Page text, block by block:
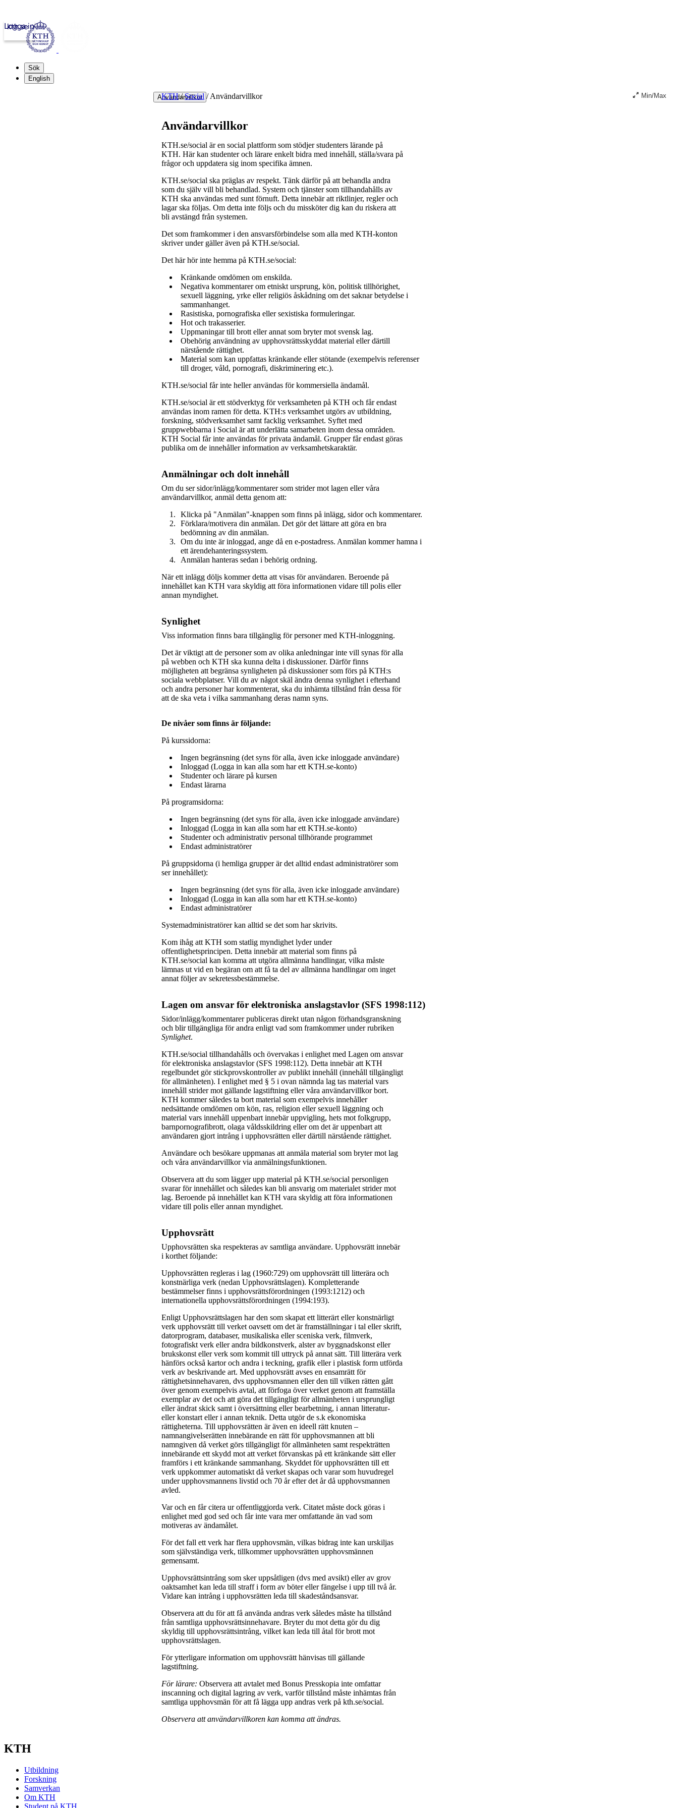
kth.se
Logga in
Sök
English
Användarvillkor
KTH / Social /Användarvillkor Min/Max
Användarvillkor
KTH.se/social är en social plattform som stödjer studenters lärande på
KTH. Här kan studenter och lärare enkelt bidra med innehåll, ställa/svara på
frågor och uppdatera sig inom specifika ämnen.
KTH.se/social ska präglas av respekt. Tänk därför på att behandla andra
som du själv vill bli behandlad. System och tjänster som tillhandahålls av
KTH ska användas med sunt förnuft. Detta innebär att riktlinjer, regler och
lagar ska följas. Om detta inte följs och du missköter dig kan du riskera att
bli avstängd från systemen.
Det som framkommer i den ansvarsförbindelse som alla med KTH-konton
skriver under gäller även på KTH.se/social.
Det här hör inte hemma på KTH.se/social:
Kränkande omdömen om enskilda.
Negativa kommentarer om etniskt ursprung, kön, politisk tillhörighet,
sexuell läggning, yrke eller religiös åskådning om det saknar betydelse i
sammanhanget.
Rasistiska, pornografiska eller sexistiska formuleringar.
Hot och trakasserier.
Uppmaningar till brott eller annat som bryter mot svensk lag.
Obehörig användning av upphovsrättsskyddat material eller därtill
närstående rättighet.
Material som kan uppfattas kränkande eller stötande (exempelvis referenser
till droger, våld, pornografi, diskriminering etc.).
KTH.se/social får inte heller användas för kommersiella ändamål.
KTH.se/social är ett stödverktyg för verksamheten på KTH och får endast
användas inom ramen för detta. KTH:s verksamhet utgörs av utbildning,
forskning, stödverksamhet samt facklig verksamhet. Syftet med
gruppwebbarna i Social är att underlätta samarbeten inom dessa områden.
KTH Social får inte användas för privata ändamål. Grupper får endast göras
publika om de innehåller information av verksamhetskaraktär.
Anmälningar och dolt innehåll
Om du ser sidor/inlägg/kommentarer som strider mot lagen eller våra
användarvillkor, anmäl detta genom att:
Klicka på "Anmälan"-knappen som finns på inlägg, sidor och kommentarer.
Förklara/motivera din anmälan. Det gör det lättare att göra en bra
bedömning av din anmälan.
Om du inte är inloggad, ange då en e-postadress. Anmälan kommer hamna i
ett ärendehanteringssystem.
Anmälan hanteras sedan i behörig ordning.
När ett inlägg döljs kommer detta att visas för användaren. Beroende på
innehållet kan KTH vara skyldig att föra informationen vidare till polis eller
annan myndighet.
Synlighet
Viss information finns bara tillgänglig för personer med KTH-inloggning.
Det är viktigt att de personer som av olika anledningar inte vill synas för alla
på webben och KTH ska kunna delta i diskussioner. Därför finns
möjligheten att begränsa synligheten på diskussioner som förs på KTH:s
sociala webbplatser. Vill du av något skäl ändra denna synlighet i efterhand
och andra personer har kommenterat, ska du inhämta tillstånd från dessa för
att de ska veta i vilka sammanhang deras namn syns.
De nivåer som finns är följande:
På kurssidorna:
Ingen begränsning (det syns för alla, även icke inloggade användare)
Inloggad (Logga in kan alla som har ett KTH.se-konto)
Studenter och lärare på kursen
Endast lärarna
På programsidorna:
Ingen begränsning (det syns för alla, även icke inloggade användare)
Inloggad (Logga in kan alla som har ett KTH.se-konto)
Studenter och administrativ personal tillhörande programmet
Endast administratörer
På gruppsidorna (i hemliga grupper är det alltid endast administratörer som
ser innehållet):
Ingen begränsning (det syns för alla, även icke inloggade användare)
Inloggad (Logga in kan alla som har ett KTH.se-konto)
Endast administratörer
Systemadministratörer kan alltid se det som har skrivits.
Kom ihåg att KTH som statlig myndighet lyder under
offentlighetsprincipen. Detta innebär att material som finns på
KTH.se/social kan komma att utgöra allmänna handlingar, vilka måste
lämnas ut vid en begäran om att få ta del av allmänna handlingar om inget
annat följer av sekretessbestämmelse.
Lagen om ansvar för elektroniska anslagstavlor (SFS 1998:112)
Sidor/inlägg/kommentarer publiceras direkt utan någon förhandsgranskning
och blir tillgängliga för andra enligt vad som framkommer under rubriken
Synlighet.
KTH.se/social tillhandahålls och övervakas i enlighet med Lagen om ansvar
för elektroniska anslagstavlor (SFS 1998:112). Detta innebär att KTH
regelbundet gör stickprovskontroller av publikt innehåll (innehåll tillgängligt
för allmänheten). I enlighet med § 5 i ovan nämnda lag tas material vars
innehåll strider mot gällande lagstiftning eller våra användarvillkor bort.
KTH kommer således ta bort material som exempelvis innehåller
nedsättande omdömen om kön, ras, religion eller sexuell läggning och
material vars innehåll uppenbart innebär uppvigling, hets mot folkgrupp,
barnpornografibrott, olaga våldsskildring eller om det är uppenbart att
användaren gjort intrång i upphovsrätten eller därtill närstående rättighet.
Användare och besökare uppmanas att anmäla material som bryter mot lag
och våra användarvillkor via anmälningsfunktionen.
Observera att du som lägger upp material på KTH.se/social personligen
svarar för innehållet och således kan bli ansvarig om materialet strider mot
lag. Beroende på innehållet kan KTH vara skyldig att föra informationen
vidare till polis eller annan myndighet.
Upphovsrätt
Upphovsrätten ska respekteras av samtliga användare. Upphovsrätt innebär
i korthet följande:
Upphovsrätten regleras i lag (1960:729) om upphovsrätt till litterära och
konstnärliga verk (nedan Upphovsrättslagen). Kompletterande
bestämmelser finns i upphovsrättsförordningen (1993:1212) och
internationella upphovsrättsförordningen (1994:193).
Enligt Upphovsrättslagen har den som skapat ett litterärt eller konstnärligt
verk upphovsrätt till verket oavsett om det är framställningar i tal eller skrift,
datorprogram, databaser, musikaliska eller sceniska verk, filmverk,
fotografiskt verk eller andra bildkonstverk, alster av byggnadskonst eller
brukskonst eller verk som kommit till uttryck på annat sätt. Till litterära verk
hänförs också kartor och andra i teckning, grafik eller i plastisk form utförda
verk av beskrivande art. Med upphovsrätt avses en ensamrätt för
rättighetsinnehavaren, dvs upphovsmannen eller den till vilken rätten gått
över genom exempelvis avtal, att förfoga över verket genom att framställa
exemplar av det och att göra det tillgängligt för allmänheten i ursprungligt
eller ändrat skick samt i översättning eller bearbetning, i annan litteratur-
eller konstart eller i annan teknik. Detta utgör de s.k ekonomiska
rättigheterna. Till upphovsrätten är även en ideell rätt knuten –
namnangivelserätten innebärande en rätt för upphovsmannen att bli
namngiven då verket görs tillgängligt för allmänheten samt respekträtten
innebärande ett skydd mot att verket förvanskas på ett kränkande sätt eller
framförs i ett kränkande sammanhang. Skyddet för upphovsrätten till ett
verk uppkommer automatiskt då verket skapas och varar som huvudregel
under upphovsmannens livstid och 70 år efter det år då upphovsmannen
avled.
Var och en får citera ur offentliggjorda verk. Citatet måste dock göras i
enlighet med god sed och får inte vara mer omfattande än vad som
motiveras av ändamålet.
För det fall ett verk har flera upphovsmän, vilkas bidrag inte kan urskiljas
som självständiga verk, tillkommer upphovsrätten upphovsmännen
gemensamt.
Upphovsrättsintrång som sker uppsåtligen (dvs med avsikt) eller av grov
oaktsamhet kan leda till straff i form av böter eller fängelse i upp till två år.
Vidare kan intrång i upphovsrätten leda till skadeståndsansvar.
Observera att du för att få använda andras verk således måste ha tillstånd
från samtliga upphovsrättsinnehavare. Bryter du mot detta gör du dig
skyldig till upphovsrättsintrång, vilket kan leda till åtal för brott mot
upphovsrättslagen.
För ytterligare information om upphovsrätt hänvisas till gällande
lagstiftning.
För lärare: Observera att avtalet med Bonus Presskopia inte omfattar
inscanning och digital lagring av verk, varför tillstånd måste inhämtas från
samtliga upphovsmän för att få lägga upp andras verk på kth.se/social.
Observera att användarvillkoren kan komma att ändras.
KTH
Utbildning
Forskning
Samverkan
Om KTH
Student på KTH